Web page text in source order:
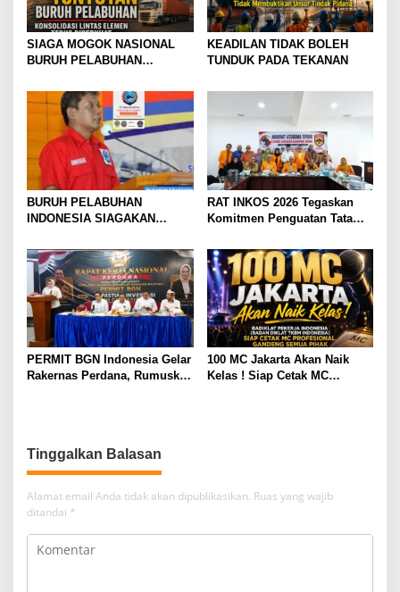
p
o
SIAGA MOGOK NASIONAL
BURUH PELABUHAN
DIMINTA SERIUSI TUNTUTAN
BURUH PELABUHAN,
KONSOLIDASI LINTAS
ELEMEN DEWAN BURUH
PELABUHAN INDONESIA
TERUS DIPERKUAT
KEADILAN TIDAK BOLEH
TUNDUK PADA TEKANAN
BURUH PELABUHAN
INDONESIA SIAGAKAN
RAT INKOS 2026 Tegaskan
Komitmen Penguatan Tata
Dhaniswara Terpilih sebagai
Ketua Umum Periode Th 2026
– 2031
PERMIT BGN Indonesia Gelar
Rakernas Perdana, Rumuskan
100 MC Jakarta Akan Naik
Kelas ! Siap Cetak MC
Tinggalkan Balasan
Alamat email Anda tidak akan dipublikasikan. Ruas yang wajib
ditandai *